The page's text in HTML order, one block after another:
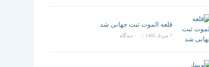
قلعه الموت ثبت جهانی شد
7 مرداد 1405 / ۰ دیدگاه